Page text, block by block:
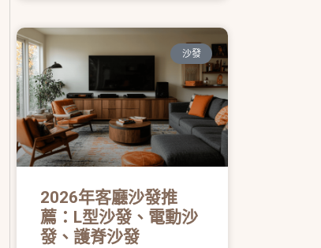
沙發
2026年客廳沙發推
薦：L型沙發、電動沙
發、護脊沙發